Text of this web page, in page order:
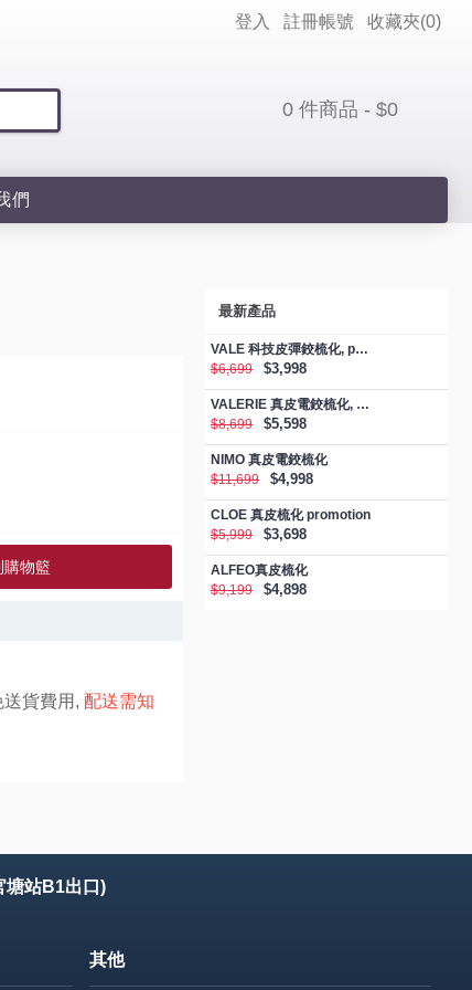
登入 註冊帳號 收藏夾(0)
0 件商品 - $0
們
最新產品
VALE 科技皮彈鉸梳化, promotion
$6,699
$3,998
VALERIE 真皮電鉸梳化, promotion
$8,699
$5,598
NIMO 真皮電鉸梳化
$11,699
$4,998
CLOE 真皮梳化 promotion
$5,999
$3,698
ALFEO真皮梳化
$9,199
$4,898
購物籃
貨費用, 配送需知
塘站B1出口)
其他